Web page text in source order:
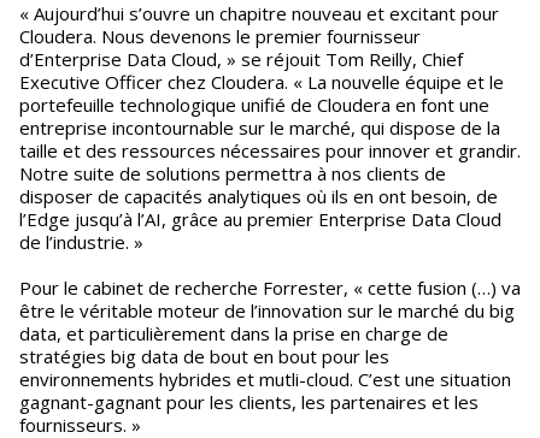
« Aujourd’hui s’ouvre un chapitre nouveau et excitant pour
Cloudera. Nous devenons le premier fournisseur
d’Enterprise Data Cloud, » se réjouit Tom Reilly, Chief
Executive Officer chez Cloudera. « La nouvelle équipe et le
portefeuille technologique unifié de Cloudera en font une
entreprise incontournable sur le marché, qui dispose de la
taille et des ressources nécessaires pour innover et grandir.
Notre suite de solutions permettra à nos clients de
disposer de capacités analytiques où ils en ont besoin, de
l’Edge jusqu’à l’AI, grâce au premier Enterprise Data Cloud
de l’industrie. »
Pour le cabinet de recherche Forrester, « cette fusion (…) va
être le véritable moteur de l’innovation sur le marché du big
data, et particulièrement dans la prise en charge de
stratégies big data de bout en bout pour les
environnements hybrides et mutli-cloud. C’est une situation
gagnant-gagnant pour les clients, les partenaires et les
fournisseurs. »